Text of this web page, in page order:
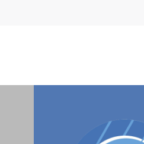
錄等，做為我們增進網站服務的
分析，分析結果之統計數據或說
外，我們會視需要公佈統計數據